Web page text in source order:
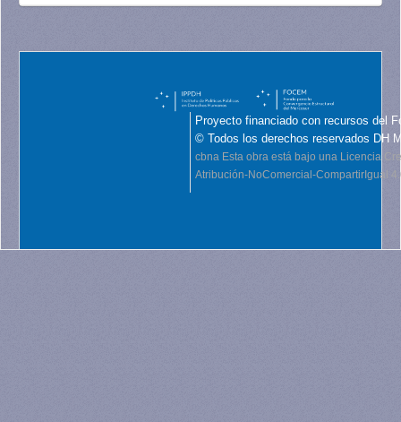
Proyecto financiado con recursos del
© Todos los derechos reservados DH
cbna Esta obra está bajo una Licencia
Atribución-NoComercial-CompartirIgual